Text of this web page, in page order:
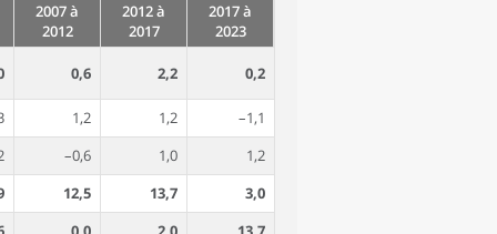
2007 à
2012
2012 à
2017
2017 à
2023
0,6 2,2 0,2
1,2 1,2
–1,1
–0,6 1,0
1,2
12,5 13,7
3,0